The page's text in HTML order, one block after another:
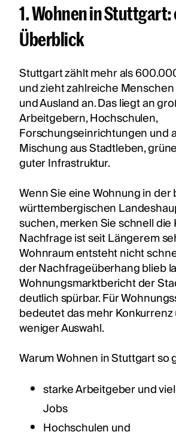
1. Wohnen in Stuttgart:
Überblick
Stuttgart zählt mehr als
und zieht zahlreiche
und Ausland an. Das liegt an
Arbeitgebern, Hochschulen,
Forschungseinrichtungen und
Mischung aus Stadtleben,
guter Infrastruktur.
Wenn Sie eine Wohnung in
württembergischen
suchen, merken Sie schnell die
Nachfrage ist seit Längerem
Wohnraum entsteht nicht
der Nachfrageüberhang blieb
Wohnungsmarktbericht der
deutlich spürbar. Für
bedeutet das mehr
weniger Auswahl.
Warum Wohnen in Stuttgart so
starke Arbeitgeber und
Jobs
Hochschulen und